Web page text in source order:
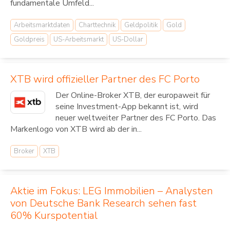
fundamentale Umfeld...
Arbeitsmarktdaten Charttechnik Geldpolitik
Gold
Goldpreis
US-Arbeitsmarkt US-Dollar
XTB wird offizieller Partner des FC Porto
Der Online-Broker XTB, der europaweit für
seine Investment-App bekannt ist, wird
neuer weltweiter Partner des FC Porto. Das
Markenlogo von XTB wird ab der in...
Broker XTB
Aktie im Fokus: LEG Immobilien – Analysten
von Deutsche Bank Research sehen fast
60% Kurspotential